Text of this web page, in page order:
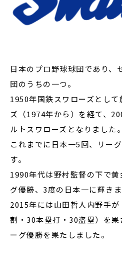
日本のプロ野球球団であり、
団のうちの一つ。
1950年国鉄スワローズとし
ズ（1974年から）を経て、
ルトスワローズとなりました。
これまでに日本一5回、リー
す。
1990年代は野村監督の下で
グ優勝、3度の日本一に輝きま
2015年には山田哲人内野手
割・30本塁打・30盗塁）を
ーグ優勝を果たしました。